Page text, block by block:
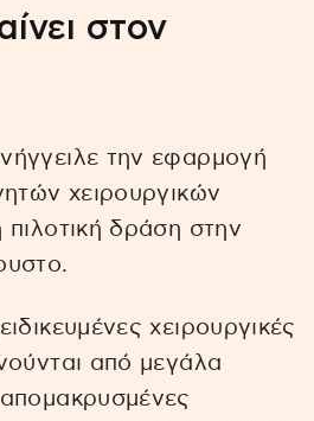
στον
την εφαρμογή
χειρουργικών
δράση στην
χειρουργικές
από μεγάλα